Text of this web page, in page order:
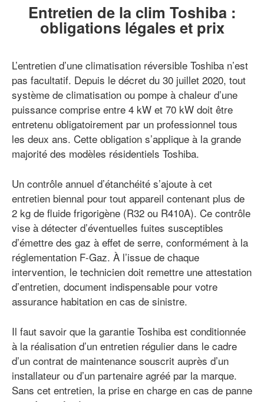
Entretien de la clim Toshiba :
obligations légales et prix
L’entretien d’une climatisation réversible Toshiba n’est
pas facultatif. Depuis le décret du 30 juillet 2020, tout
système de climatisation ou pompe à chaleur d’une
puissance comprise entre 4 kW et 70 kW doit être
entretenu obligatoirement par un professionnel tous
les deux ans. Cette obligation s’applique à la grande
majorité des modèles résidentiels Toshiba.
Un contrôle annuel d’étanchéité s’ajoute à cet
entretien biennal pour tout appareil contenant plus de
2 kg de fluide frigorigène (R32 ou R410A). Ce contrôle
vise à détecter d’éventuelles fuites susceptibles
d’émettre des gaz à effet de serre, conformément à la
réglementation F-Gaz. À l’issue de chaque
intervention, le technicien doit remettre une attestation
d’entretien, document indispensable pour votre
assurance habitation en cas de sinistre.
Il faut savoir que la garantie Toshiba est conditionnée
à la réalisation d’un entretien régulier dans le cadre
d’un contrat de maintenance souscrit auprès d’un
installateur ou d’un partenaire agréé par la marque.
Sans cet entretien, la prise en charge en cas de panne